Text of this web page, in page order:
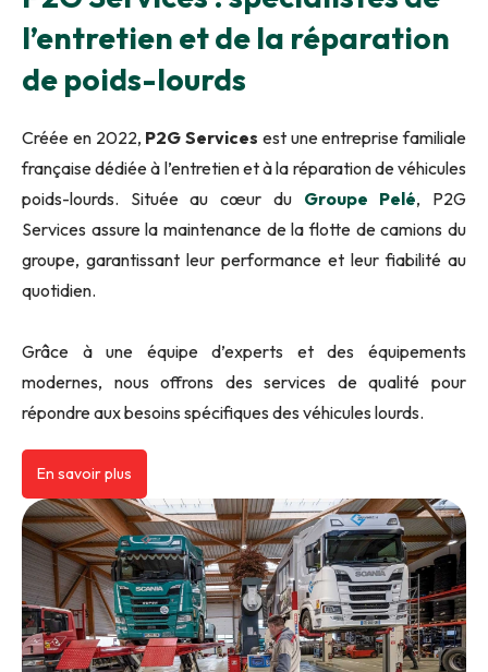
l’entretien et de la réparation
de poids-lourds
Créée en 2022, P2G Services est une entreprise familiale
française dédiée à l’entretien et à la réparation de véhicules
poids-lourds. Située au cœur du Groupe Pelé, P2G
Services assure la maintenance de la flotte de camions du
groupe, garantissant leur performance et leur fiabilité au
quotidien.
Grâce à une équipe d’experts et des équipements
modernes, nous offrons des services de qualité pour
répondre aux besoins spécifiques des véhicules lourds.
En savoir plus